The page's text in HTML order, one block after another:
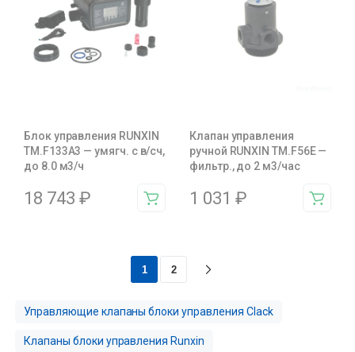
Блок управления RUNXIN
ТМ.F133A3 — умягч. с в/сч,
до 8.0 м3/ч
18 743 ₽
Клапан управления
ручной RUNXIN TM.F56E —
фильтр., до 2 м3/час
1 031 ₽
1 2
Управляющие клапаны блоки управления Clack
Клапаны блоки управления Runxin